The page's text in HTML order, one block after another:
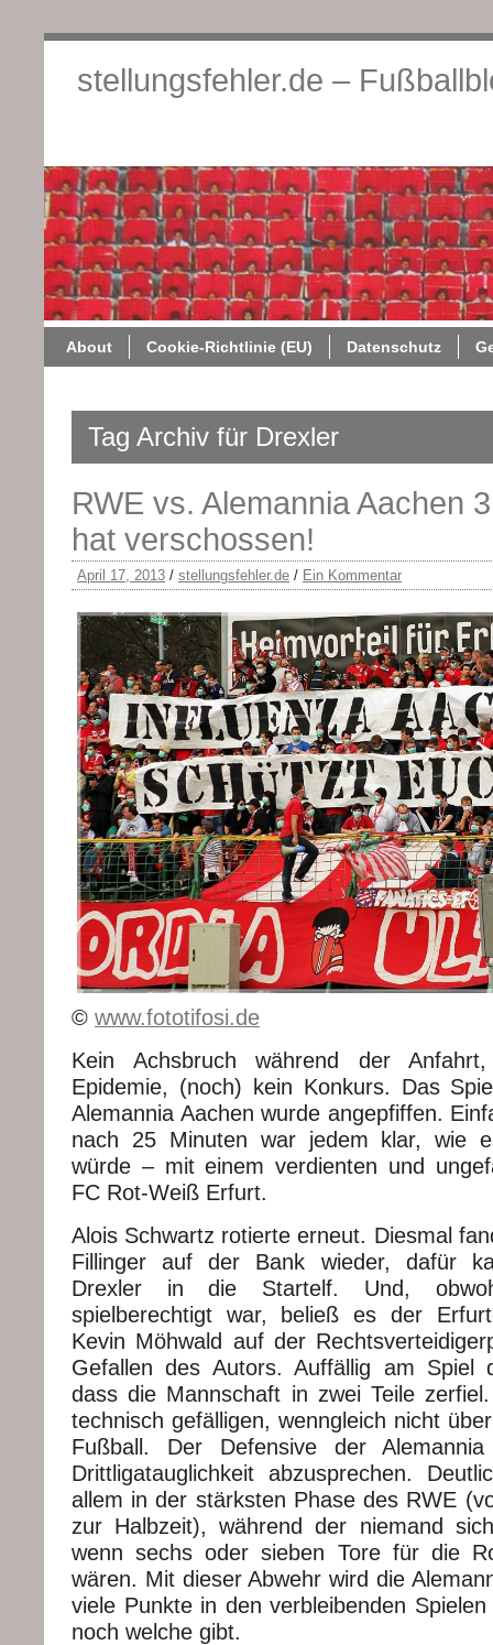
stellungsfehler.de –
About Cookie-Richtlinie (EU) Datenschutz
Tag Archiv für Drexler
RWE vs. Alemannia Aachen
hat verschossen!
April 17, 2013 / stellungsfehler.de / Ein Kommentar
© www.fototifosi.de
Kein Achsbruch während der
Epidemie, (noch) kein Konkurs. Das
Alemannia Aachen wurde angepfiffen.
nach 25 Minuten war jedem klar, wie
würde – mit einem verdienten und
FC Rot-Weiß Erfurt.
Alois Schwartz rotierte erneut. Diesmal
Fillinger auf der Bank wieder, dafür
Drexler in die Startelf. Und,
spielberechtigt war, beließ es der
Kevin Möhwald auf der
Gefallen des Autors. Auffällig am Spiel
dass die Mannschaft in zwei Teile
technisch gefälligen, wenngleich nicht
Fußball. Der Defensive der
Drittligatauglichkeit abzusprechen.
allem in der stärksten Phase des RWE
zur Halbzeit), während der niemand
wenn sechs oder sieben Tore für die
wären. Mit dieser Abwehr wird die
viele Punkte in den verbleibenden
noch welche gibt.